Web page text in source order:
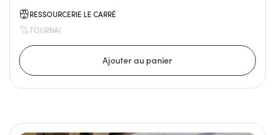
RESSOURCERIE LE CARRÉ
TOURNAI